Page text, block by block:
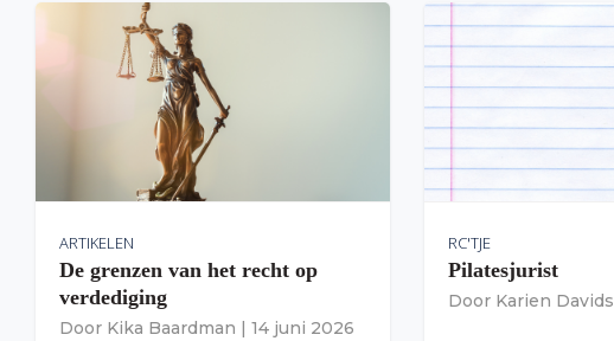
ARTIKELEN
De grenzen van het recht op
verdediging
Door Kika Baardman | 14 juni 2026
RC'TJE
Pilatesjurist
Door Karien Davids